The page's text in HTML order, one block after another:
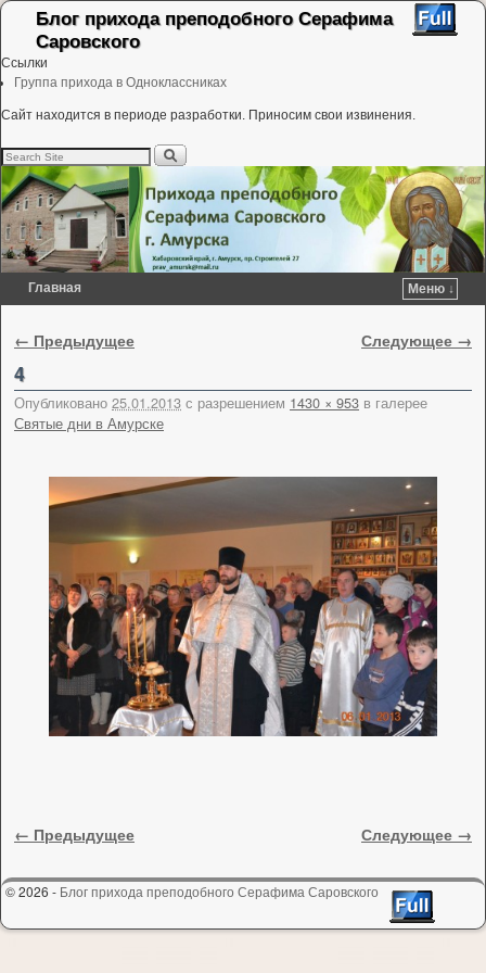
Блог прихода преподобного Серафима
Саровского
Ссылки
Группа прихода в Одноклассниках
Сайт находится в периоде разработки. Приносим свои извинения.
Главная
Меню ↓
Навигация по изображениям
← Предыдущее Следующее →
4
Опубликовано 25.01.2013 с разрешением 1430 × 953 в галерее
Святые дни в Амурске
Навигация по изображениям
← Предыдущее Следующее →
© 2026 - Блог прихода преподобного Серафима Саровского